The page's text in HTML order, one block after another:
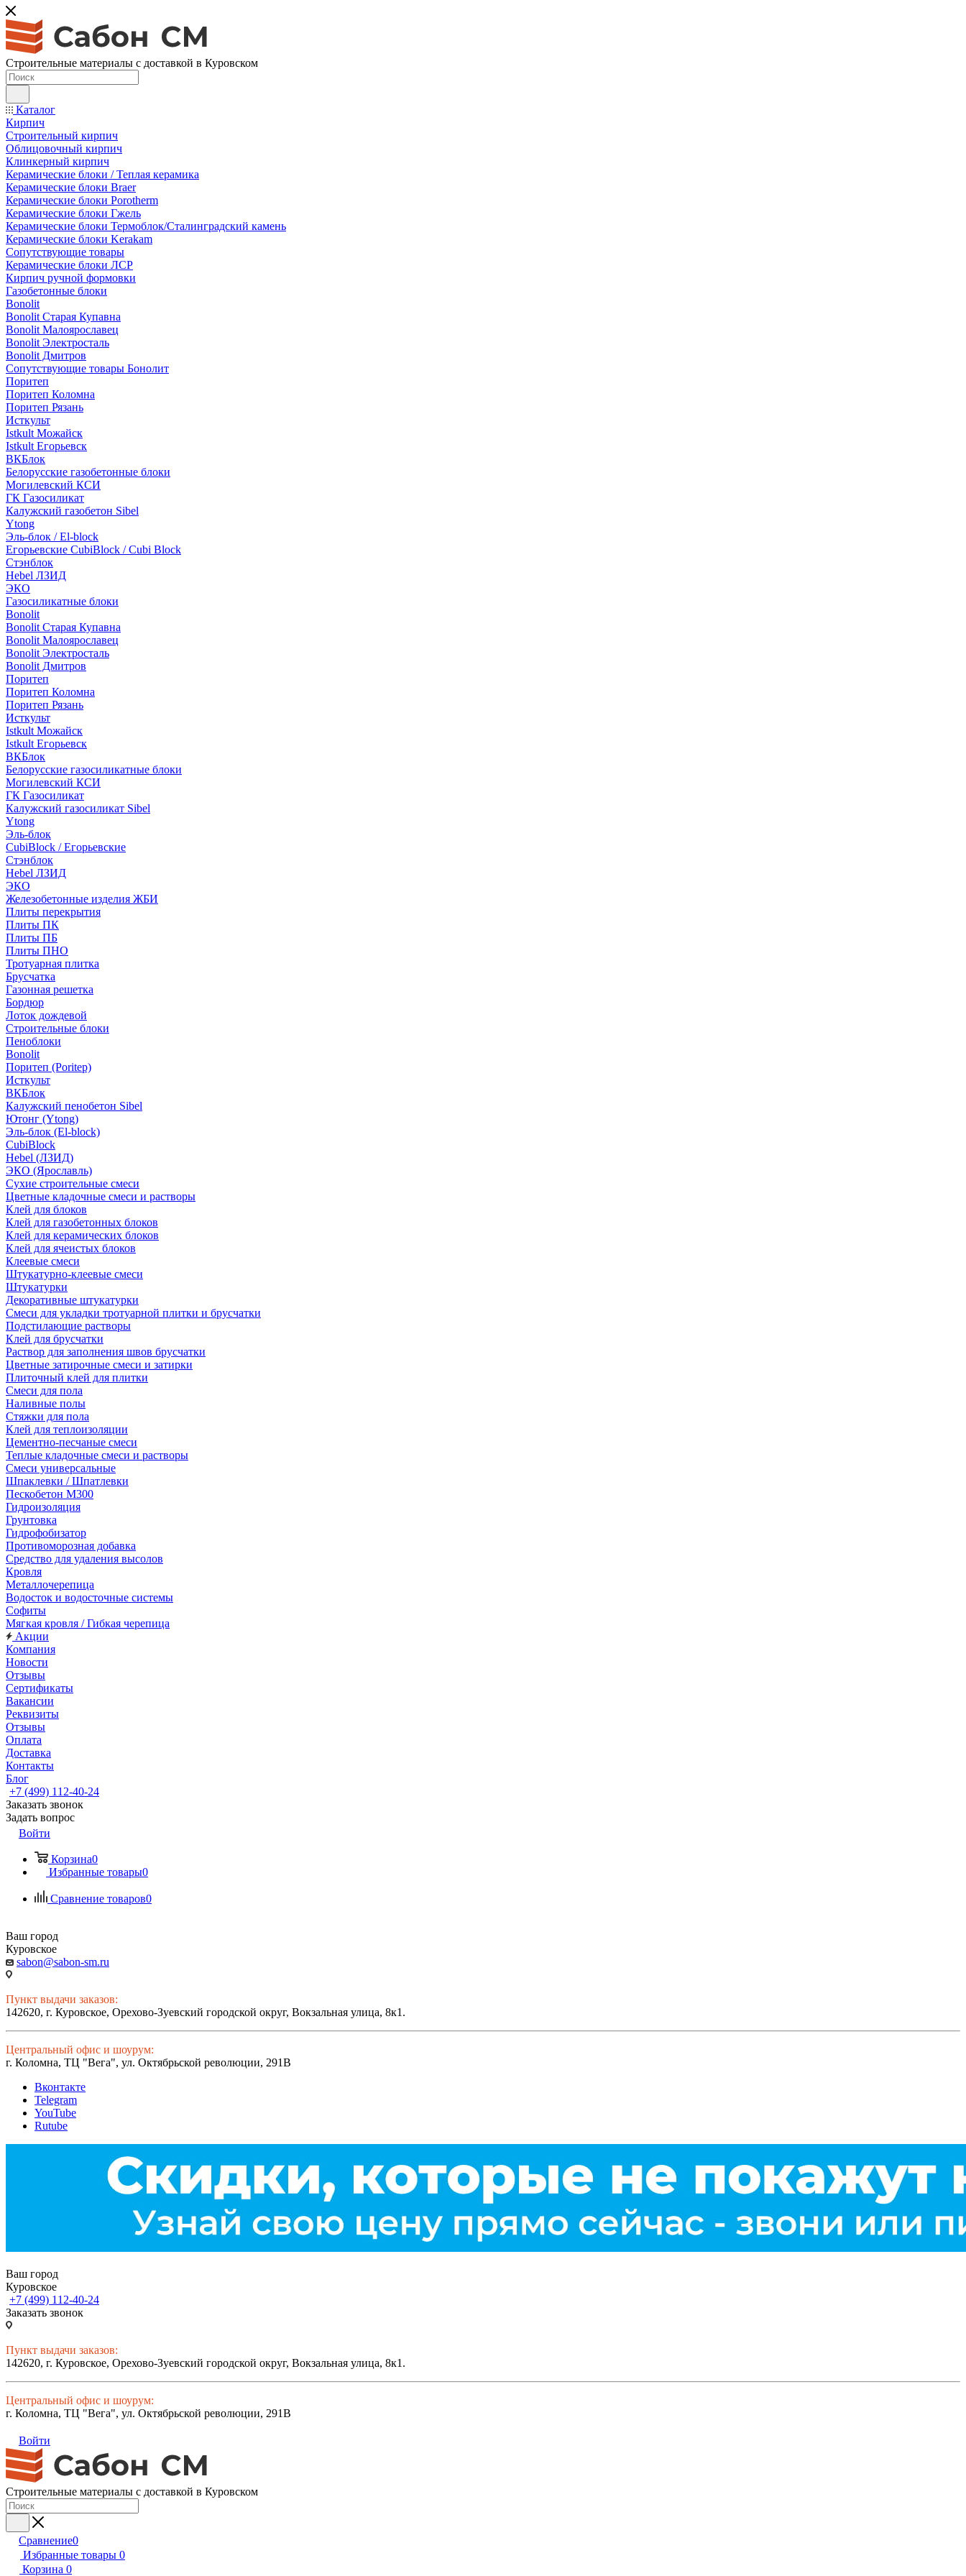
Строительные материалы с доставкой в Куровском
Каталог
Кирпич
Строительный кирпич
Облицовочный кирпич
Клинкерный кирпич
Керамические блоки / Теплая керамика
Керамические блоки Braer
Керамические блоки Porotherm
Керамические блоки Гжель
Керамические блоки Термоблок/Сталинградский камень
Керамические блоки Kerakam
Сопутствующие товары
Керамические блоки ЛСР
Кирпич ручной формовки
Газобетонные блоки
Bonolit
Bonolit Старая Купавна
Bonolit Малоярославец
Bonolit Электросталь
Bonolit Дмитров
Сопутствующие товары Бонолит
Поритеп
Поритеп Коломна
Поритеп Рязань
Исткульт
Istkult Можайск
Istkult Егорьевск
ВКБлок
Белорусские газобетонные блоки
Могилевский КСИ
ГК Газосиликат
Калужский газобетон Sibel
Ytong
Эль-блок / El-block
Егорьевские CubiBlock / Cubi Block
Стэнблок
Hebel ЛЗИД
ЭКО
Газосиликатные блоки
Bonolit
Bonolit Старая Купавна
Bonolit Малоярославец
Bonolit Электросталь
Bonolit Дмитров
Поритеп
Поритеп Коломна
Поритеп Рязань
Исткульт
Istkult Можайск
Istkult Егорьевск
ВКБлок
Белорусские газосиликатные блоки
Могилевский КСИ
ГК Газосиликат
Калужский газосиликат Sibel
Ytong
Эль-блок
CubiBlock / Егорьевские
Стэнблок
Hebel ЛЗИД
ЭКО
Железобетонные изделия ЖБИ
Плиты перекрытия
Плиты ПК
Плиты ПБ
Плиты ПНО
Тротуарная плитка
Брусчатка
Газонная решетка
Бордюр
Лоток дождевой
Строительные блоки
Пеноблоки
Bonolit
Поритеп (Poritep)
Исткульт
ВКБлок
Калужский пенобетон Sibel
Ютонг (Ytong)
Эль-блок (El-block)
CubiBlock
Hebel (ЛЗИД)
ЭКО (Ярославль)
Сухие строительные смеси
Цветные кладочные смеси и растворы
Клей для блоков
Клей для газобетонных блоков
Клей для керамических блоков
Клей для ячеистых блоков
Клеевые смеси
Штукатурно-клеевые смеси
Штукатурки
Декоративные штукатурки
Смеси для укладки тротуарной плитки и брусчатки
Подстилающие растворы
Клей для брусчатки
Раствор для заполнения швов брусчатки
Цветные затирочные смеси и затирки
Плиточный клей для плитки
Смеси для пола
Наливные полы
Стяжки для пола
Клей для теплоизоляции
Цементно-песчаные смеси
Теплые кладочные смеси и растворы
Смеси универсальные
Шпаклевки / Шпатлевки
Пескобетон М300
Гидроизоляция
Грунтовка
Гидрофобизатор
Противоморозная добавка
Средство для удаления высолов
Кровля
Металлочерепица
Водосток и водосточные системы
Софиты
Мягкая кровля / Гибкая черепица
Акции
Компания
Новости
Отзывы
Сертификаты
Вакансии
Реквизиты
Отзывы
Оплата
Доставка
Контакты
Блог
+7 (499) 112-40-24
Заказать звонок
Задать вопрос
Войти
Корзина0
Избранные товары0
Сравнение товаров0
Ваш город
Куровское
sabon@sabon-sm.ru
Пункт выдачи заказов:
142620, г. Куровское, Орехово-Зуевский городской округ, Вокзальная улица, 8к1.
Центральный офис и шоурум:
г. Коломна, ТЦ "Вега", ул. Октябрьской революции, 291В
Вконтакте
Telegram
YouTube
Rutube
Ваш город
Куровское
+7 (499) 112-40-24
Заказать звонок
Пункт выдачи заказов:
142620, г. Куровское, Орехово-Зуевский городской округ, Вокзальная улица, 8к1.
Центральный офис и шоурум:
г. Коломна, ТЦ "Вега", ул. Октябрьской революции, 291В
Войти
Строительные материалы с доставкой в Куровском
Сравнение0
Избранные товары 0
Корзина 0